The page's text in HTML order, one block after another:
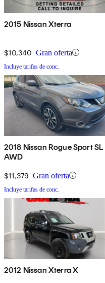
2015 Nissan Xterra
$10,340 Gran oferta
Incluye tarifas de conc.
2018 Nissan Rogue Sport SL
AWD
$11,379 Gran oferta
Incluye tarifas de conc.
2012 Nissan Xterra X